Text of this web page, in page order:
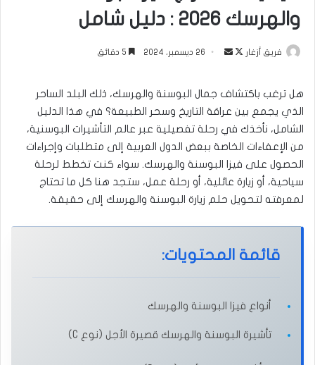
والهرسك 2026 : دليل شامل
فريق أزغار
تابعأرسل
26 ديسمبر، 2024
هل ترغب باكتشاف جمال البوسنة والهرسك، ذلك البلد الساحر
الذي يجمع بين عراقة التاريخ وسحر الطبيعة؟ في هذا الدليل
الشامل، نأخذك في رحلة تفصيلية عبر عالم التأشيرات البوسنية،
من الإعفاءات الخاصة ببعض الدول العربية إلى متطلبات وإجراءات
الحصول على فيزا البوسنة والهرسك. سواء كنت تخطط لرحلة
سياحية، أو زيارة عائلية، أو رحلة عمل، ستجد هنا كل ما تحتاج
لمعرفته لتحويل حلم زيارة البوسنة والهرسك إلى حقيقة.
قائمة المحتويات:
أنواع فيزا البوسنة والهرسك
تأشيرة البوسنة والهرسك قصيرة الأجل (نوع C)